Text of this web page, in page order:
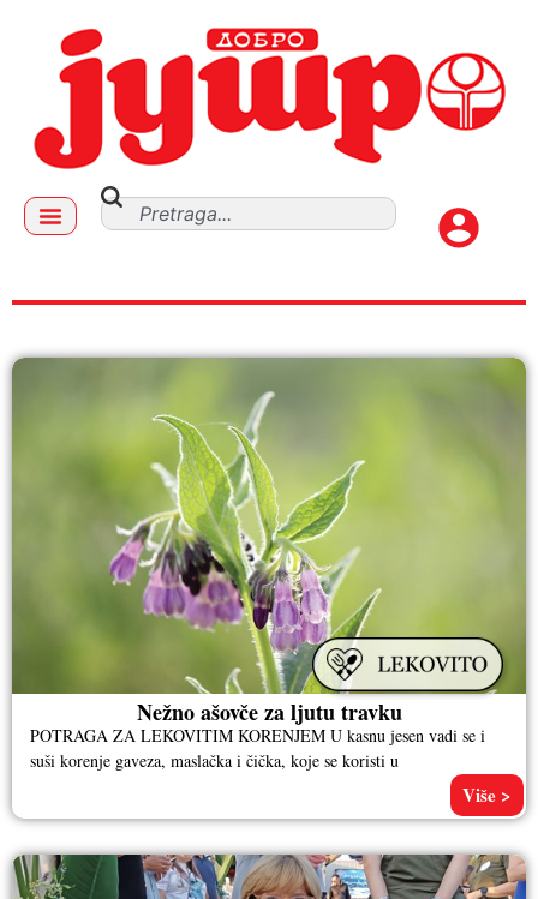
melemi
Nežno ašovče za ljutu travku
POTRAGA ZA LEKOVITIM KORENJEM U kasnu jesen vadi se i
suši korenje gaveza, maslačka i čička, koje se koristi u
Više >